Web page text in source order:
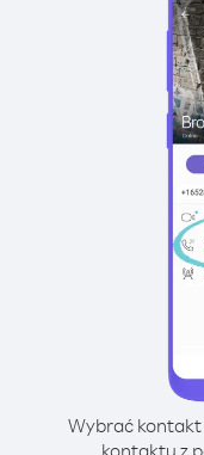
Wybrać
kontaktu z